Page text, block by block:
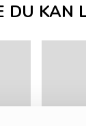
DU KAN